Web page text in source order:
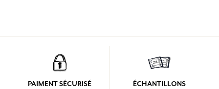
PAIMENT SÉCURISÉ ÉCHANTILLONS